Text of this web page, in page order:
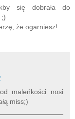
się dobrała do
że ogarniesz!
maleńkości nosi
miss;)